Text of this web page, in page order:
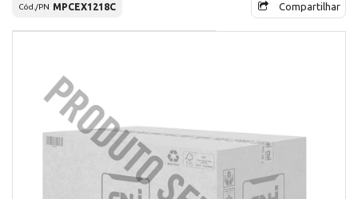
Cód./PN MPCEX1218C Compartilhar